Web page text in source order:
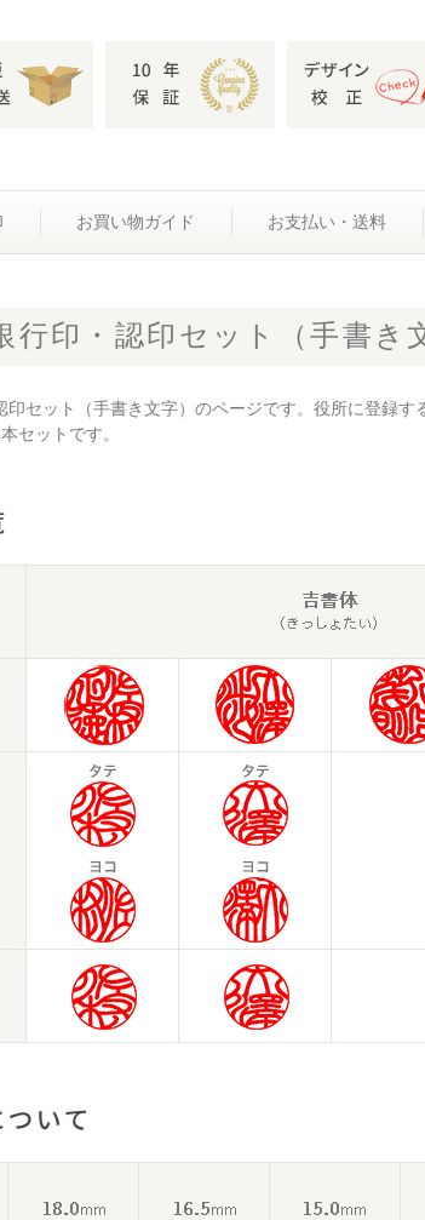
お買い物ガイド お支払い・送料
行印・認印セット（手書き
印セット（手書き文字）のページです。役所に登録
セットです。